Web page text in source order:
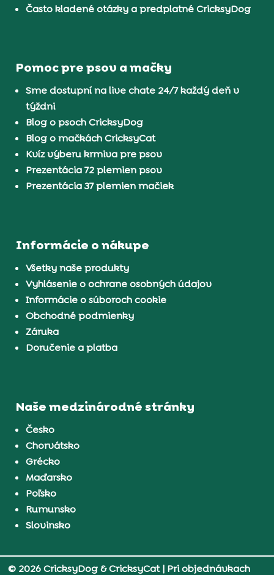
Často kladené otázky a predplatné CricksyDog
Pomoc pre psov a mačky
Sme dostupní na live chate 24/7 každý deň v
týždni
Blog o psoch CricksyDog
Blog o mačkách CricksyCat
Kvíz výberu krmiva pre psov
Prezentácia 72 plemien psov
Prezentácia 37 plemien mačiek
Informácie o nákupe
Všetky naše produkty
Vyhlásenie o ochrane osobných údajov
Informácie o súboroch cookie
Obchodné podmienky
Záruka
Doručenie a platba
Naše medzinárodné stránky
Česko
Chorvátsko
Grécko
Maďarsko
Poľsko
Rumunsko
Slovinsko
© 2026 CricksyDog & CricksyCat| Pri objednávkach